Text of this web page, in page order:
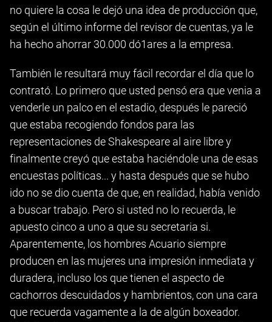
no quiere la cosa le dejó una idea de producción que,
según el último informe del revisor de cuentas, ya le
ha hecho ahorrar 30.000 dó1ares a la empresa.
También le resultará muy fácil recordar el día que lo
contrató. Lo primero que usted pensó era que venia a
venderle un palco en el estadio, después le pareció
que estaba recogiendo fondos para las
representaciones de Shakespeare al aire libre y
finalmente creyó que estaba haciéndole una de esas
encuestas políticas... y hasta después que se hubo
ido no se dio cuenta de que, en realidad, había venido
a buscar trabajo. Pero si usted no lo recuerda, le
apuesto cinco a uno a que su secretaria si.
Aparentemente, los hombres Acuario siempre
producen en las mujeres una impresión inmediata y
duradera, incluso los que tienen el aspecto de
cachorros descuidados y hambrientos, con una cara
que recuerda vagamente a la de algún boxeador.